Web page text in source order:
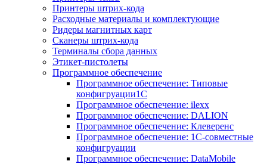
Принтеры штрих-кода
Расходные материалы и комплектующие
Ридеры магнитных карт
Сканеры штрих-кода
Терминалы сбора данных
Этикет-пистолеты
Программное обеспечение
Программное обеспечение: Типовые
конфигруации1С
Программное обеспечение: ilexx
Программное обеспечение: DALION
Программное обеспечение: Клеверенс
Программное обеспечение: 1С-совместные
конфигруации
Программное обеспечение: DataMobile